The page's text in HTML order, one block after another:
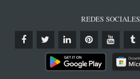
REDES SOCIALES